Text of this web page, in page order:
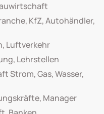
KfZ, Autohändler,
Luftverkehr
Lehrstellen
Strom, Gas, Wasser,
Manager